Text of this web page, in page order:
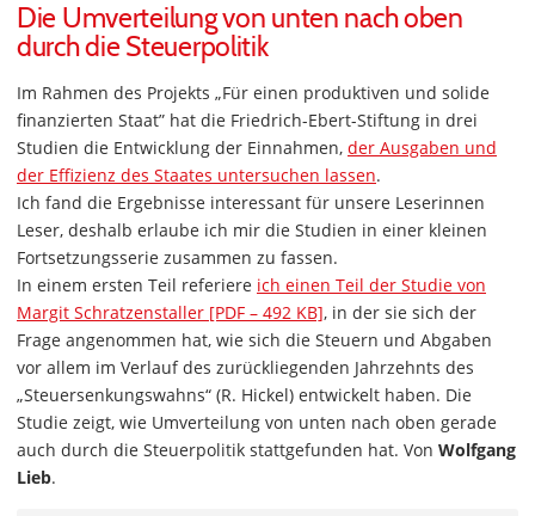
Die Umverteilung von unten nach oben
durch die Steuerpolitik
Im Rahmen des Projekts „Für einen produktiven und solide
finanzierten Staat” hat die Friedrich-Ebert-Stiftung in drei
Studien die Entwicklung der Einnahmen, der Ausgaben und
der Effizienz des Staates untersuchen lassen.
Ich fand die Ergebnisse interessant für unsere Leserinnen
Leser, deshalb erlaube ich mir die Studien in einer kleinen
Fortsetzungsserie zusammen zu fassen.
In einem ersten Teil referiere ich einen Teil der Studie von
Margit Schratzenstaller [PDF – 492 KB], in der sie sich der
Frage angenommen hat, wie sich die Steuern und Abgaben
vor allem im Verlauf des zurückliegenden Jahrzehnts des
„Steuersenkungswahns“ (R. Hickel) entwickelt haben. Die
Studie zeigt, wie Umverteilung von unten nach oben gerade
auch durch die Steuerpolitik stattgefunden hat. Von Wolfgang
Lieb.